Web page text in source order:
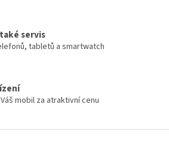
servis
tabletů a smartwatch
mobil za atraktivní cenu